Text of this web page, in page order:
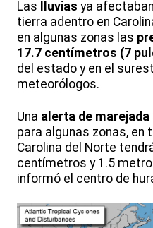
Las lluvias ya
tierra adentro en
en algunas zonas las
17.7 centímetros (7
del estado y en el
meteorólogos.
Una alerta de
para algunas zonas, en
Carolina del Norte
centímetros y 1.5
informó el centro de